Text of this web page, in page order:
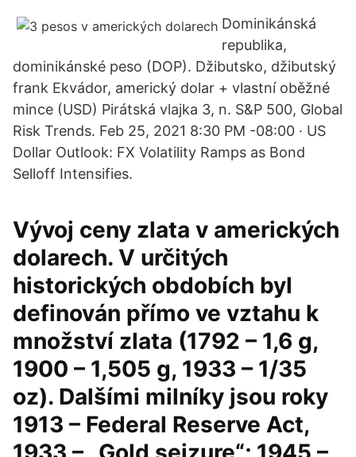
Dominikánská
republika,
dominikánské peso (DOP). Džibutsko, džibutský
frank Ekvádor, americký dolar + vlastní oběžné
mince (USD) Pirátská vlajka 3, n. S&P 500, Global
Risk Trends. Feb 25, 2021 8:30 PM -08:00 · US
Dollar Outlook: FX Volatility Ramps as Bond
Selloff Intensifies.
Vývoj ceny zlata v amerických
dolarech. V určitých
historických obdobích byl
definován přímo ve vztahu k
množství zlata (1792 – 1,6 g,
1900 – 1,505 g, 1933 – 1/35
oz). Dalšími milníky jsou roky
1913 – Federal Reserve Act,